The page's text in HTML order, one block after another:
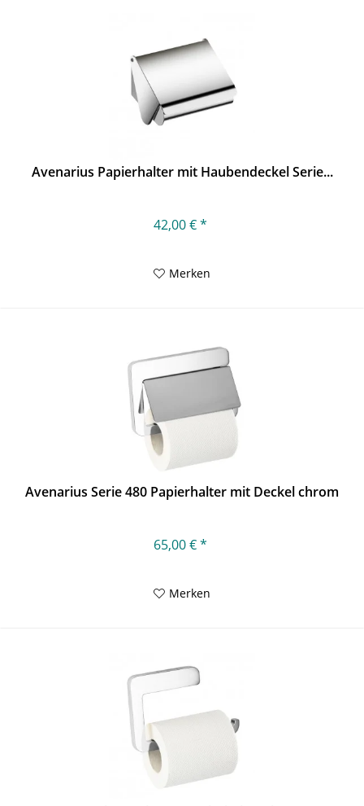
Avenarius Papierhalter mit Haubendeckel Serie...
42,00 € *
Merken
Avenarius Serie 480 Papierhalter mit Deckel chrom
65,00 € *
Merken